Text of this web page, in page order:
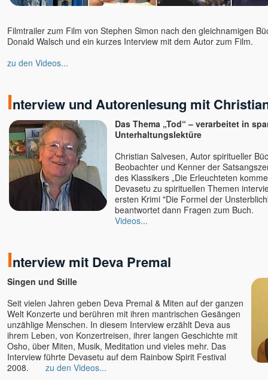
Pari u. Satyaa
Paul Smit
Poraj, Alexander
Pratibha u. Kareem
Prem Joshua
Premananda / John David
Premdas
Premodaya
Pyar
Ralf Heske
Ramesh Balsekar
Ranjit Maharaj
Reimund Kästner
Renate Ma Nishcala, jetzt:
Nishkàma
Ria Panen Godesberg
Richard Gruber
Filmtrailer zum Film von Stephen Simon nach den gleichnamigen
Donald Walsch und ein kurzes Interview mit dem Autor zum Film.
zu den Videos...
Interview und Autorenlesung mit
Das Thema „Tod“ – verarbeitet in
Unterhaltungslektüre
Christian Salvesen, Autor spiritueller
Beobachter und Kenner der
des Klassikers „Die Erleuchteten
Devasetu zu spirituellen Themen
ersten Krimi "Die Formel der
beantwortet dann Fragen zum
Videos...
Interview mit Deva Premal
Singen und Stille
Seit vielen Jahren geben Deva Premal & Miten auf der ganzen
Welt Konzerte und berühren mit ihren mantrischen Gesängen
unzählige Menschen. In diesem Interview erzählt Deva aus
ihrem Leben, von Konzertreisen, ihrer langen Geschichte mit
Osho, über Miten, Musik, Meditation und vieles mehr. Das
Interview führte Devasetu auf dem Rainbow Spirit Festival
2008. zu den Videos...